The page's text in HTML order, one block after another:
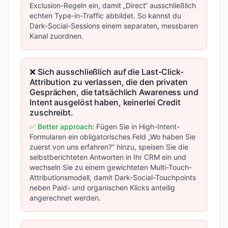
Exclusion-Regeln ein, damit „Direct“ ausschließlich
echten Type-in-Traffic abbildet. So kannst du
Dark-Social-Sessions einem separaten, messbaren
Kanal zuordnen.
❌ Sich ausschließlich auf die Last-Click-
Attribution zu verlassen, die den privaten
Gesprächen, die tatsächlich Awareness und
Intent ausgelöst haben, keinerlei Credit
zuschreibt.
✅ Better approach: Fügen Sie in High-Intent-
Formularen ein obligatorisches Feld „Wo haben Sie
zuerst von uns erfahren?“ hinzu, speisen Sie die
selbstberichteten Antworten in Ihr CRM ein und
wechseln Sie zu einem gewichteten Multi-Touch-
Attributionsmodell, damit Dark-Social-Touchpoints
neben Paid- und organischen Klicks anteilig
angerechnet werden.